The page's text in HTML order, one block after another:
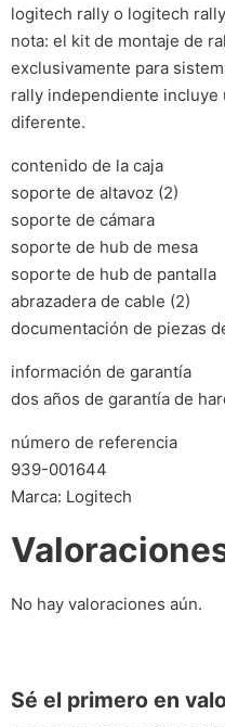
logitech rally o logitech
nota: el kit de montaje de
exclusivamente para
rally independiente incluye
diferente.
contenido de la caja
soporte de altavoz (2)
soporte de cámara
soporte de hub de mesa
soporte de hub de pantalla
abrazadera de cable (2)
documentación de piezas
información de garantía
dos años de garantía de
número de referencia
939-001644
Marca: Logitech
No hay valoraciones aún.
Sé el primero en